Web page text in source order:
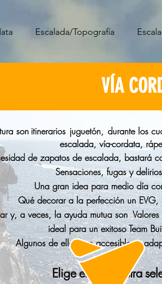
Escalada/Topografía
VÍA
son itinerarios juguetón, durante los
escalada, vía-cordata,
de zapatos de escalada, bastará
Sensaciones, fugas y
Una gran idea para medio día
Qué decorar a la perfección un EVG,
y, a veces, la ayuda mutua son
ideal para un exitoso Team
Algunos de ellos son accesibles y
Eligeentre nuestra